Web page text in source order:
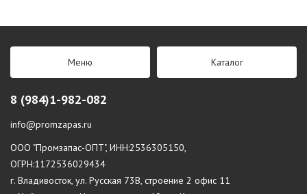
Меню Каталог
8 (984)1-982-082
info@promzapas.ru
ООО "Промзапас-ОПТ", ИНН:2536305150,
ОГРН:1172536029434
г. Владивосток, ул. Русская 73В, строение 2 офис 11